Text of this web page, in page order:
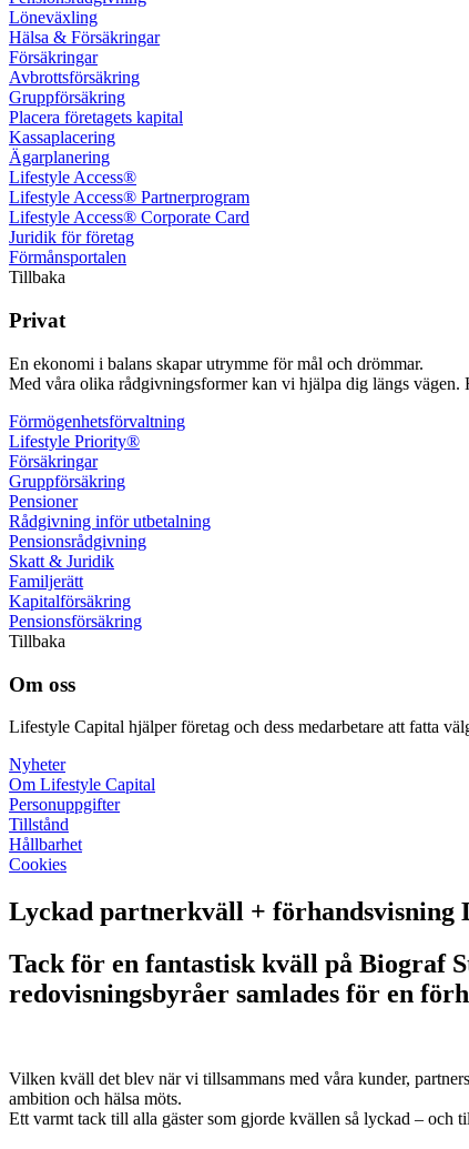
Löne­växling
Hälsa & Försäkringar
Försäkringar
Avbrotts­försäkring
Grupp­försäkring
Placera företagets kapital
Kassa­placering
Ägar­planering
Lifestyle Access®
Lifestyle Access® Partnerprogram
Lifestyle Access® Corporate Card
Juridik för företag
Förmånsportalen
Tillbaka
Privat
En ekonomi i balans skapar utrymme för mål och drömmar.
Med våra olika rådgivningsformer kan vi hjälpa dig längs vägen.
Förmögenhets­förvaltning
Lifestyle Priority®
Försäkringar
Grupp­försäkring
Pensioner
Rådgivning inför utbetalning
Pensions­rådgivning
Skatt & Juridik
Familje­rätt
Kapital­försäkring
Pensions­försäkring
Tillbaka
Om oss
Lifestyle Capital hjälper företag och dess medarbetare att fatta
Nyheter
Om Lifestyle Capital
Person­uppgifter
Tillstånd
Hållbarhet
Cookies
Lyckad partnerkväll + förhandsvisning
Tack för en fantastisk kväll på Biograf
redovisningsbyråer samlades för en
Vilken kväll det blev när vi tillsammans med våra kunder,
ambition och hälsa möts.
Ett varmt tack till alla gäster som gjorde kvällen så lyckad – och